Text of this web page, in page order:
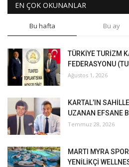
EN ÇOK OKUNANLAR
Bu hafta Bu ay
TÜRKİYE TURİZM
FEDERASYONU
Ağustos 1, 2026
KARTAL’IN
UZANAN EFSANE
Temmuz 28, 2026
MARTI MYRA
YENİLİKÇİ